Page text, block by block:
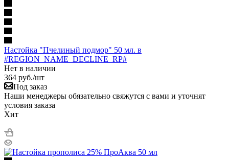
Настойка "Пчелиный подмор" 50 мл. в
#REGION_NAME_DECLINE_RP#
Нет в наличии
364 руб./шт
Под заказ
Наши менеджеры обязательно свяжутся с вами и уточнят
условия заказа
Хит